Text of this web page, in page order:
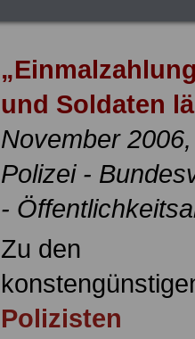
.
und Soldaten
November
Polizei -
-
Zu den
Polizisten